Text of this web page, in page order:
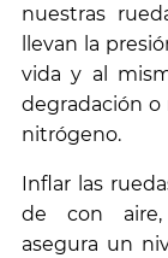
nuestras
llevan la
vida y al
degradación o
nitrógeno.
Inflar las
de con aire,
asegura un